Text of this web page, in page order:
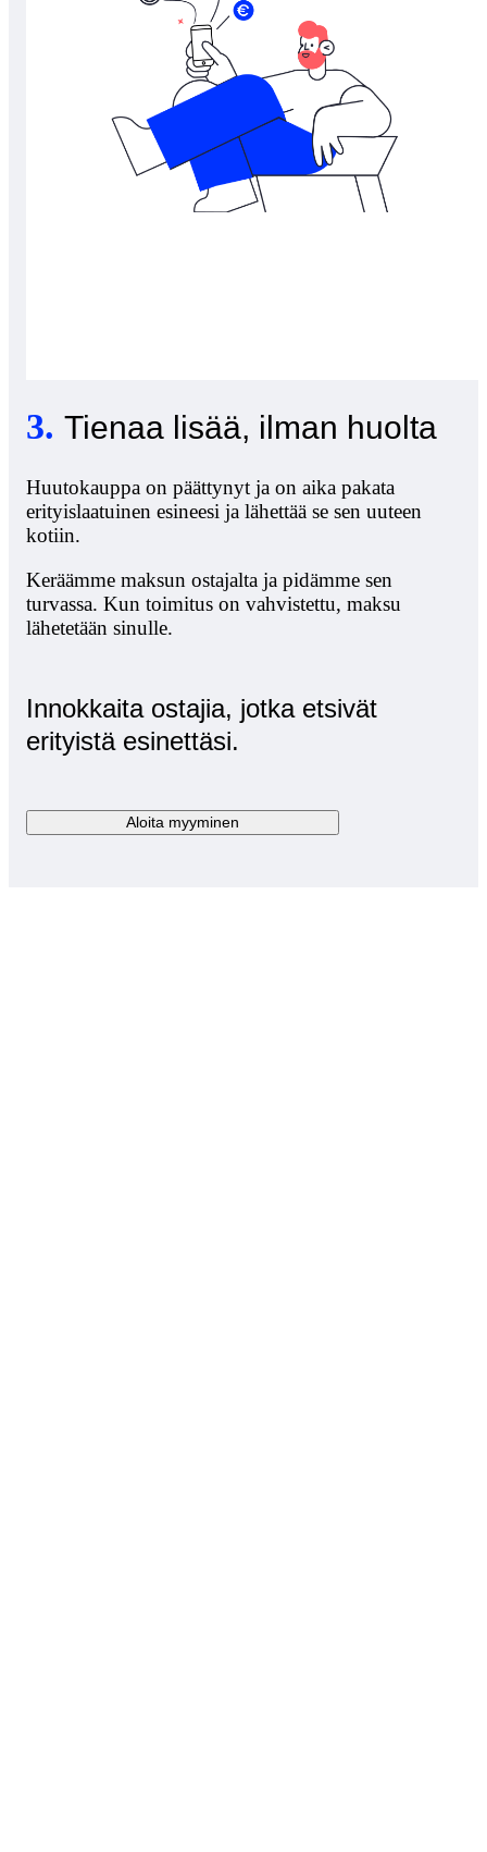
3. Tienaa lisää, ilman huolta
Huutokauppa on päättynyt ja on aika pakata
erityislaatuinen esineesi ja lähettää se sen uuteen
kotiin.
Keräämme maksun ostajalta ja pidämme sen
turvassa. Kun toimitus on vahvistettu, maksu
lähetetään sinulle.
Innokkaita ostajia, jotka etsivät
erityistä esinettäsi.
Aloita myyminen